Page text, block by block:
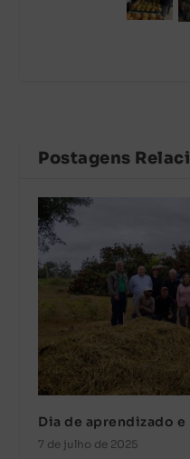
Postagens
Dia de aprendizado e
7 de julho de 2025